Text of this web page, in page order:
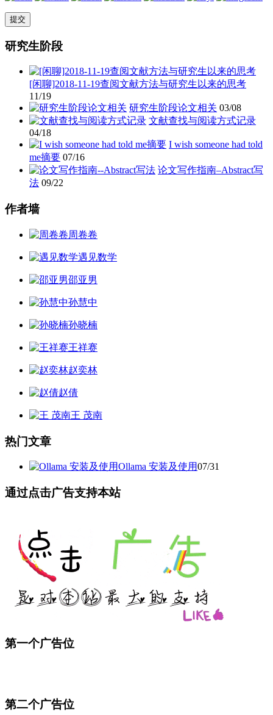
研究生阶段
[闲聊]2018-11-19查阅文献方法与研究生以来的思考
11/19
研究生阶段论文相关 03/08
文献查找与阅读方式记录
04/18
I wish someone had told
me摘要 07/16
论文写作指南–Abstract写
法 09/22
作者墙
周卷卷
遇见数学
邵亚男
孙慧中
孙晓楠
王祥赛
赵奕林
赵倩
王 茂南
热门文章
Ollama 安装及使用07/31
通过点击广告支持本站
第一个广告位
第二个广告位